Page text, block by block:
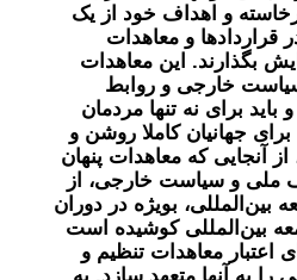
و اهداف خود از یک
قراردادها و معاهدات
بگذارند. این معاهدات
خارجی و روابط
برای نه تنها مردمان
جهانیان کاملا روشن و
آنجایی که معاهدات پنهان
ملی و سیاست خارجی، از
بین‌المللی، بویژه در دوران
بین‌المللی کوشیده است
اعتبار معاهدات تنظیم و